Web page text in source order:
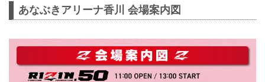
あなぶきアリーナ香川 会場案内図